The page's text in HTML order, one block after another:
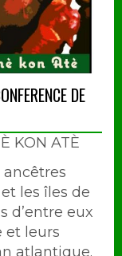
DE
KON ATÈ
les îles de
d’entre eux
et leurs
atlantique.